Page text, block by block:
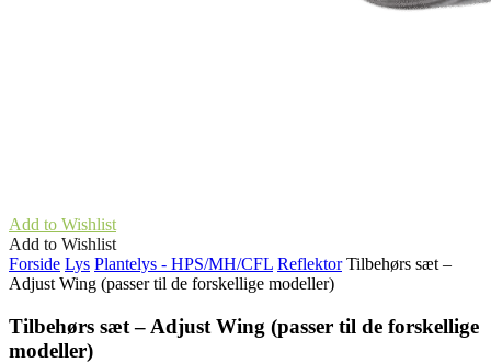
Add to Wishlist
Add to Wishlist
Forside Lys Plantelys - HPS/MH/CFL Reflektor Tilbehørs sæt –
Adjust Wing (passer til de forskellige modeller)
Tilbehørs sæt – Adjust Wing (passer til de forskellige
modeller)